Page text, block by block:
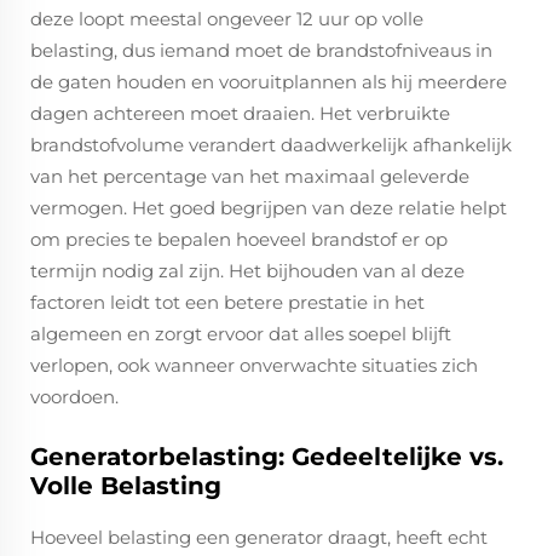
deze loopt meestal ongeveer 12 uur op volle
belasting, dus iemand moet de brandstofniveaus in
de gaten houden en vooruitplannen als hij meerdere
dagen achtereen moet draaien. Het verbruikte
brandstofvolume verandert daadwerkelijk afhankelijk
van het percentage van het maximaal geleverde
vermogen. Het goed begrijpen van deze relatie helpt
om precies te bepalen hoeveel brandstof er op
termijn nodig zal zijn. Het bijhouden van al deze
factoren leidt tot een betere prestatie in het
algemeen en zorgt ervoor dat alles soepel blijft
verlopen, ook wanneer onverwachte situaties zich
voordoen.
Generatorbelasting: Gedeeltelijke vs.
Volle Belasting
Hoeveel belasting een generator draagt, heeft echt